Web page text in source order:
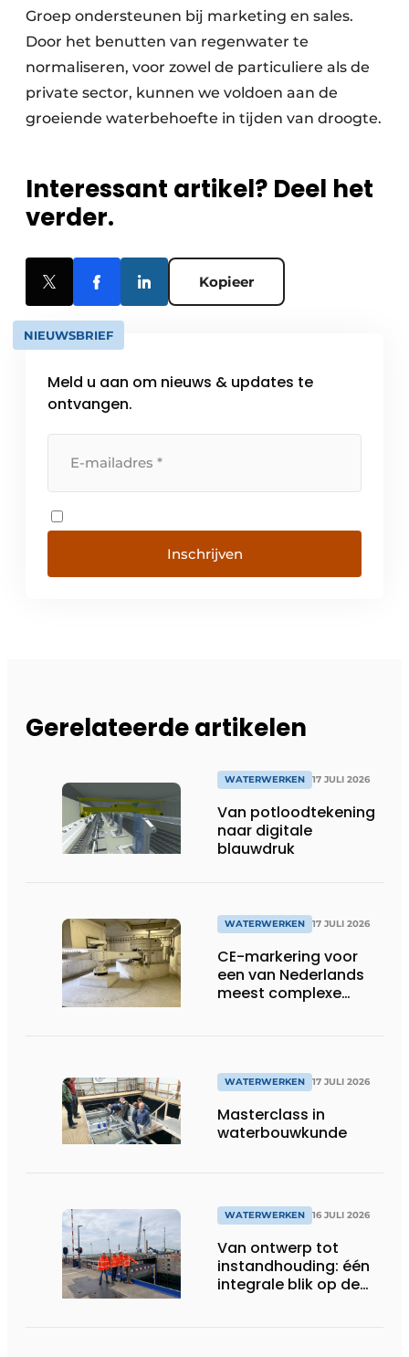
Groep ondersteunen bij marketing en sales.
Door het benutten van regenwater te
normaliseren, voor zowel de particuliere als de
private sector, kunnen we voldoen aan de
groeiende waterbehoefte in tijden van droogte.
Interessant artikel? Deel het
verder.
Kopieer
NIEUWSBRIEF
Meld u aan om nieuws & updates te
ontvangen.
Inschrijven
Gerelateerde artikelen
WATERWERKEN 17 JULI 2026
Van potloodtekening
naar digitale
blauwdruk
WATERWERKEN 17 JULI 2026
CE-markering voor
een van Nederlands
meest complexe
WATERWERKEN 17 JULI 2026
Masterclass in
waterbouwkunde
WATERWERKEN 16 JULI 2026
Van ontwerp tot
instandhouding: één
integrale blik op de